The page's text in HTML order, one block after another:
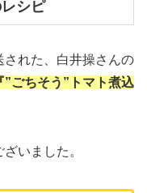
シピ
れた、白井操さんの
”ごちそう”トマト煮込
いました。